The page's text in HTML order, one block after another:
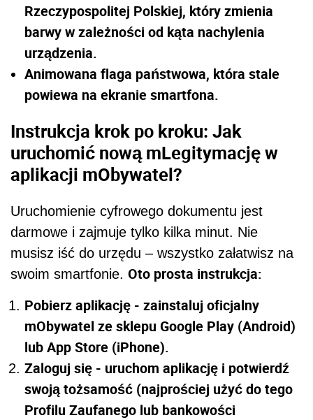
Rzeczypospolitej Polskiej, który zmienia
barwy w zależności od kąta nachylenia
urządzenia.
Animowana flaga państwowa, która stale
powiewa na ekranie smartfona.
Instrukcja krok po kroku: Jak
uruchomić nową mLegitymację w
aplikacji mObywatel?
Uruchomienie cyfrowego dokumentu jest
darmowe i zajmuje tylko kilka minut. Nie
musisz iść do urzędu – wszystko załatwisz na
swoim smartfonie. Oto prosta instrukcja:
Pobierz aplikację - zainstaluj oficjalny
mObywatel ze sklepu Google Play (Android)
lub App Store (iPhone).
Zaloguj się - uruchom aplikację i potwierdź
swoją tożsamość (najprościej użyć do tego
Profilu Zaufanego lub bankowości